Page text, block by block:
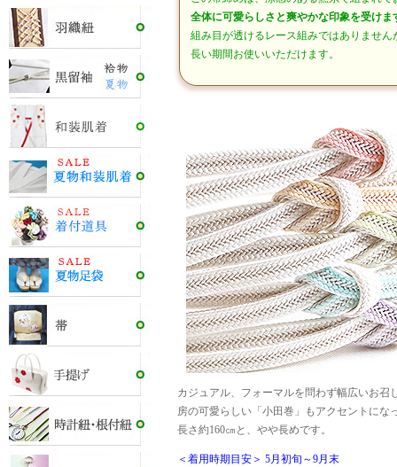
全体に可愛らしさと爽やかな印象を受け
組み目が透けるレース組みではありませ
長い期間お使いいただけます。
カジュアル、フォーマルを問わず幅広いお
房の可愛らしい「小田巻」もアクセントにな
長さ約160㎝と、やや長めです。
＜着用時期目安＞ 5月初旬～9月末